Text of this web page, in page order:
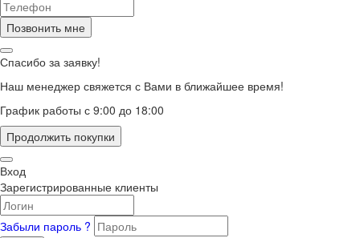
Позвонить мне
Спасибо за заявку!
Наш менеджер свяжется с Вами в ближайшее время!
График работы с 9:00 до 18:00
Продолжить покупки
Вход
Зарегистрированные клиенты
Забыли пароль ?